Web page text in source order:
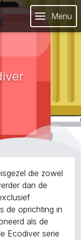
Menu
die zowel
dan de
de oprichting in
als de
Ecodiver serie